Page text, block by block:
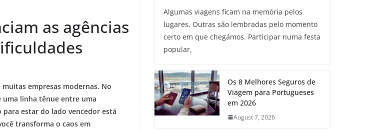
as agências
empresas modernas. No
uma linha tênue entre uma
estar do lado vencedor está
transforma o caos em
Algumas viagens ficam na memória pelos
lugares. Outras são lembradas pelo momento
certo em que chegámos. Participar numa festa
popular,
Os 8 Melhores Seguros de
Viagem para Portugueses
em 2026
August 7, 2026